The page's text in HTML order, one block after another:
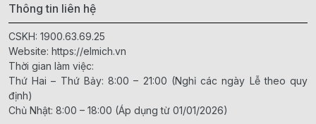
Thông tin liên hệ
CSKH: 1900.63.69.25
Website: https://elmich.vn
Thời gian làm việc:
Thứ Hai – Thứ Bảy: 8:00 – 21:00 (Nghỉ các ngày Lễ theo quy
định)
Chủ Nhật: 8:00 – 18:00 (Áp dụng từ 01/01/2026)